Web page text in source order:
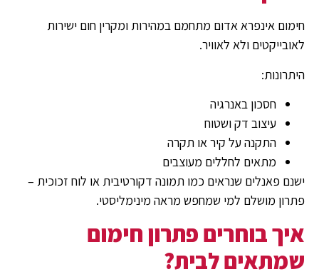
חימום אינפרא אדום מתחמם במהירות ומקרין חום ישירות
לאובייקטים ולא לאוויר.
היתרונות:
חסכון באנרגיה
עיצוב דק ושטוח
התקנה על קיר או תקרה
מתאים לחללים מעוצבים
ישנם פאנלים שנראים כמו תמונה דקורטיבית או לוח זכוכית –
פתרון מושלם למי שמחפש מראה מינימליסטי.
איך בוחרים פתרון חימום
שמתאים לבית?